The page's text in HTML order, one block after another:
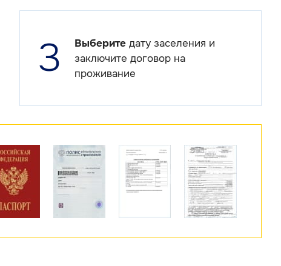
3 Выберите дату заселения и
заключите договор на
проживание